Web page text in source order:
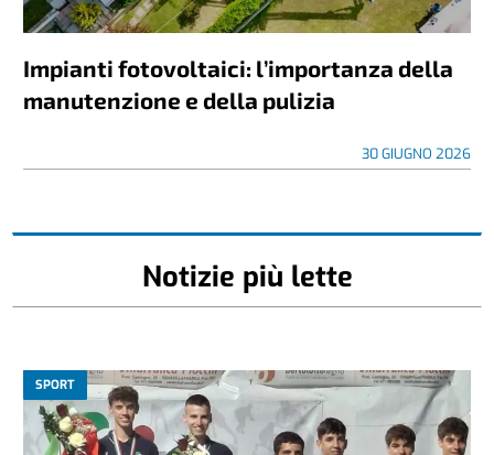
Impianti fotovoltaici: l’importanza della
manutenzione e della pulizia
30 GIUGNO 2026
Notizie più lette
SPORT